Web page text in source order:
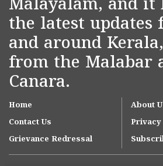
Malayalam, and it
the latest updates
and around
from the Malabar
Canara.
Home
About
Contact Us
Privacy
Grievance Redressal